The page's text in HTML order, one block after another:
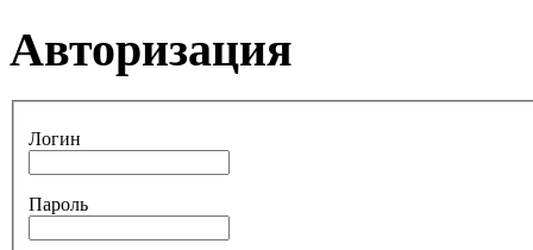
Авторизация
Логин
Пароль